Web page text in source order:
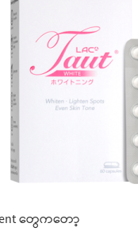
တွေကတော့